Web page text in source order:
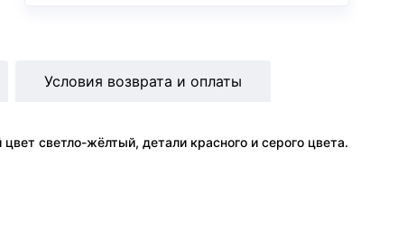
светло-жёлтый, детали красного и серого цвета.
Условия возврата и оплаты